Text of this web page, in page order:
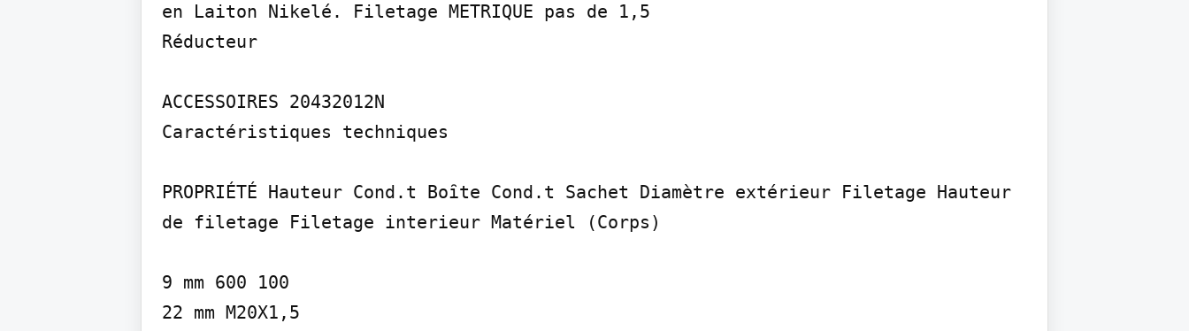
en Laiton Nikelé. Filetage METRIQUE pas de 1,5
Réducteur
ACCESSOIRES 20432012N
Caractéristiques techniques
PROPRIÉTÉ Hauteur Cond.t Boȋte Cond.t Sachet Diamètre extérieur Filetage Hauteur
de filetage Filetage interieur Matériel (Corps)
9 mm 600 100
22 mm M20X1,5